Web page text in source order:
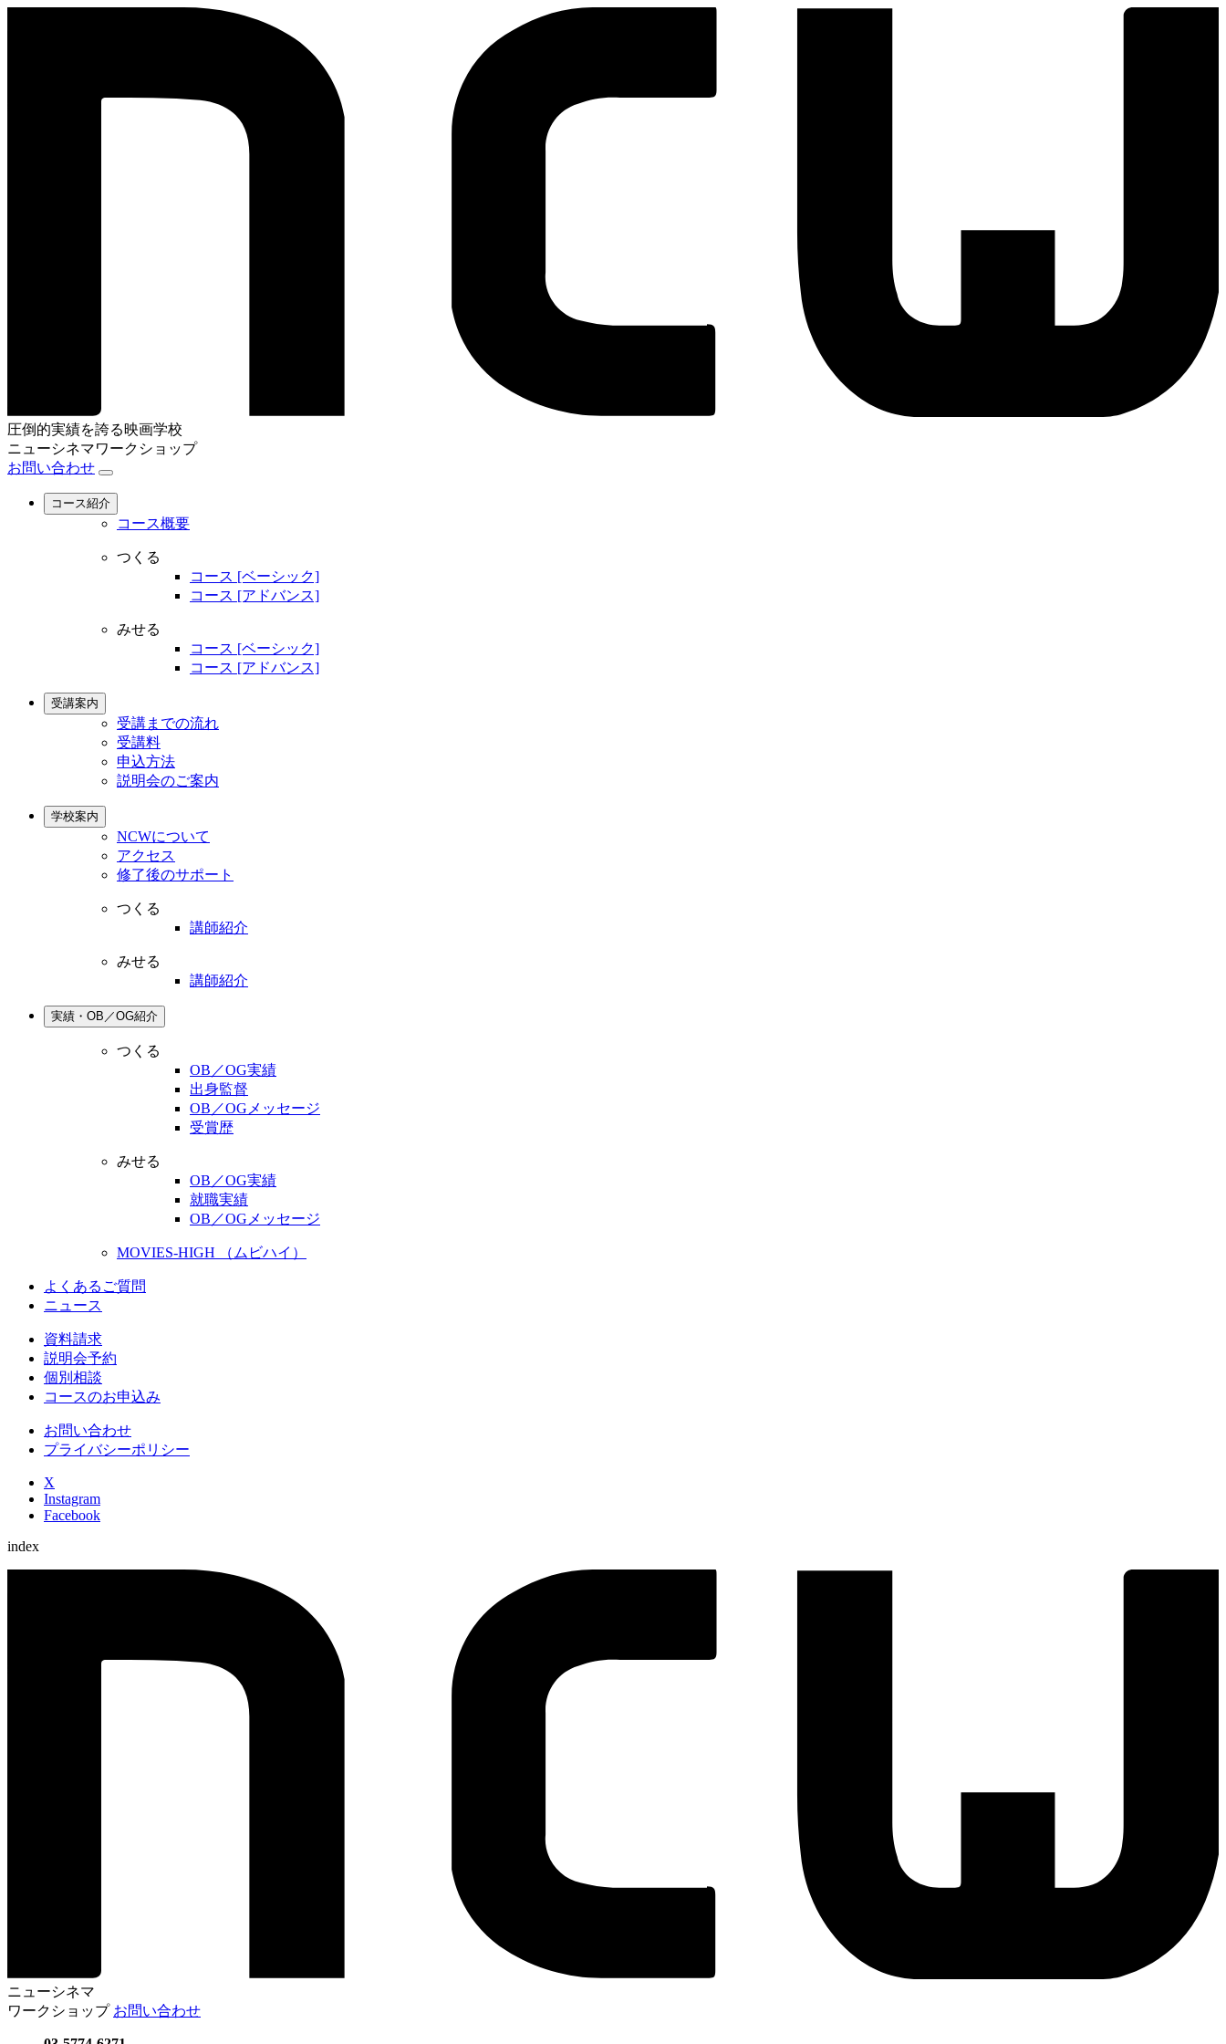
圧倒的実績を誇る映画学校
ニューシネマワークショップ
お問い合わせ
コース紹介
コース概要
つくる
コース [ベーシック]
コース [アドバンス]
みせる
コース [ベーシック]
コース [アドバンス]
受講案内
受講までの流れ
受講料
申込方法
説明会のご案内
学校案内
NCWについて
アクセス
修了後のサポート
つくる
講師紹介
みせる
講師紹介
実績・OB／OG紹介
つくる
OB／OG実績
出身監督
OB／OGメッセージ
受賞歴
みせる
OB／OG実績
就職実績
OB／OGメッセージ
MOVIES-HIGH （ムビハイ）
よくあるご質問
ニュース
資料請求
説明会予約
個別相談
コースのお申込み
お問い合わせ
プライバシーポリシー
X
Instagram
Facebook
index
ニューシネマ
ワークショップ お問い合わせ